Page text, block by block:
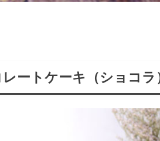
ートケーキ（ショコラ